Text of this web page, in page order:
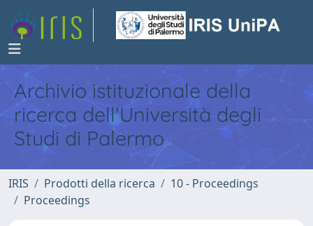
Archivio istituzionale della
ricerca dell'Università degli
Studi di Palermo
IRIS Prodotti della ricerca
10 - Proceedings
Proceedings